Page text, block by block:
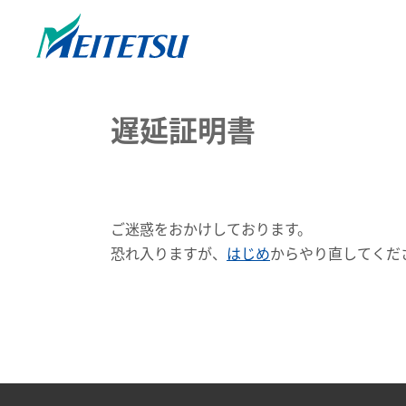
遅延証明書
ご迷惑をおかけしております。
恐れ入りますが、 はじめからやり直してくだ